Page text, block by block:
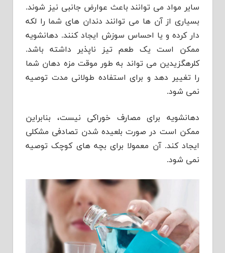
سایر مواد می توانند باعث عوارض جانبی نیز شوند.
بسیاری از آن ها می توانند دندان های شما را لکه
دار کرده و یا احساس سوزش ایجاد کنند. دهانشویه
ممکن است یک طعم تیز ناپذیر داشته باشد.
کلرهگزیدین می تواند به طور موقت مزه دهان شما
را تغییر دهد و برای استفاده طولانی مدت توصیه
نمی شود.
دهانشویه برای مصارف خوراکی نیست، بنابراین
ممکن است در صورت بلعیده شدن تصادفی مشکلی
ایجاد کند. آن معمولا برای بچه های کوچک توصیه
نمی شود.